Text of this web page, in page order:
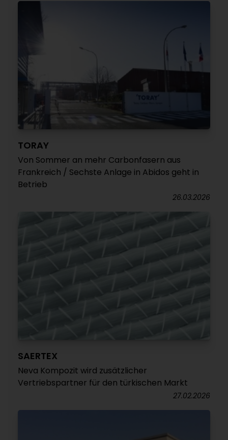
TORAY
Von Sommer an mehr Carbonfasern aus
Frankreich / Sechste Anlage in Abidos geht in
Betrieb
26.03.2026
SAERTEX
Neva Kompozit wird zusätzlicher
Vertriebspartner für den türkischen Markt
27.02.2026